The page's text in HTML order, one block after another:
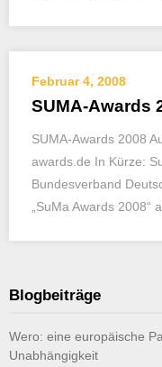
Februar 4, 2008
SUMA-Awards
SUMA-Awards 2008
awards.de In Kürze:
Bundesverband
„SuMa Awards
Blogbeiträge
Wero: eine europäische
Unabhängigkeit